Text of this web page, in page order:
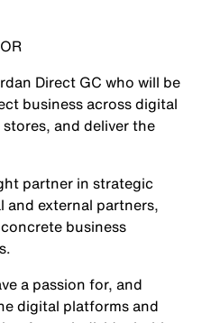
Direct GC who will be
business across digital
and deliver the
partner in strategic
external partners,
business
a passion for, and
digital platforms and